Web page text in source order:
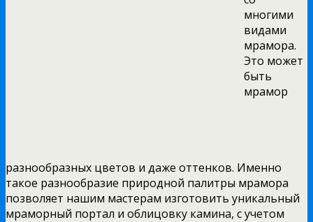
многими
видами
мрамора.
Это может
быть
мрамор
разнообразных цветов и даже оттенков. Именно
такое разнообразие природной палитры мрамора
позволяет нашим мастерам изготовить уникальный
мраморный портал и облицовку камина, с учетом